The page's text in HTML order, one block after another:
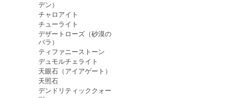
デン）
チャロアイト
チューライト
デザートローズ（砂漠の
バラ）
ティファニーストーン
デュモルチェライト
天眼石（アイアゲート）
天照石
デンドリティッククォー